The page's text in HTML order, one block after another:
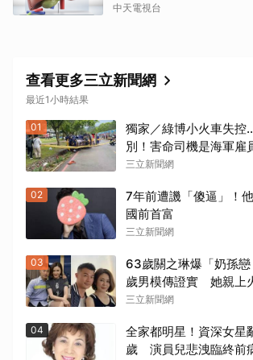
中天電視台
查看更多三立新聞網
最近1小時結果
01
獨家／綠博小火車失控
別！害命司機是海軍雇
三立新聞網
02
7年前遭譏「傻逼」！
國前首富
三立新聞網
03
63歲關之琳爆「奶孫
歲男模傳證實 她親上
三立新聞網
04
全家都明星！資深女星
歲 演員兒悲洩臨終前